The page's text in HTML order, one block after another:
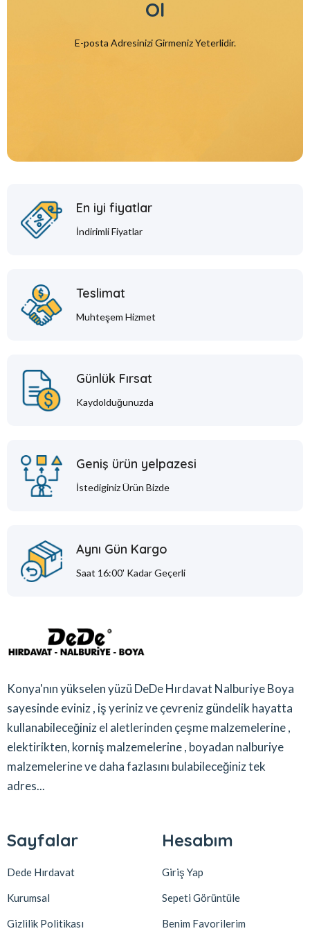
Ol
E-posta Adresinizi Girmeniz Yeterlidir.
En iyi fiyatlar
İndirimli Fiyatlar
Teslimat
Muhteşem Hizmet
Günlük Fırsat
Kaydolduğunuzda
Geniş ürün yelpazesi
İstediginiz Ürün Bizde
Aynı Gün Kargo
Saat 16:00' Kadar Geçerli
Konya'nın yükselen yüzü DeDe Hırdavat Nalburiye Boya
sayesinde eviniz , iş yeriniz ve çevreniz gündelik hayatta
kullanabileceğiniz el aletlerinden çeşme malzemelerine ,
elektirikten, korniş malzemelerine , boyadan nalburiye
malzemelerine ve daha fazlasını bulabileceğiniz tek
adres...
Sayfalar
Dede Hırdavat
Kurumsal
Gizlilik Politikası
Hesabım
Giriş Yap
Sepeti Görüntüle
Benim Favorilerim